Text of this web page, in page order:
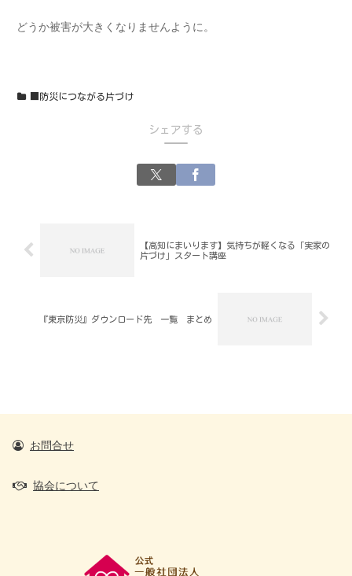
どうか被害が大きくなりませんように。
■防災につながる片づけ
シェアする
【高知にまいります】気持ちが軽くなる「実家の
片づけ」スタート講座
『東京防災』ダウンロード先 一覧 まとめ
お問合せ
協会について